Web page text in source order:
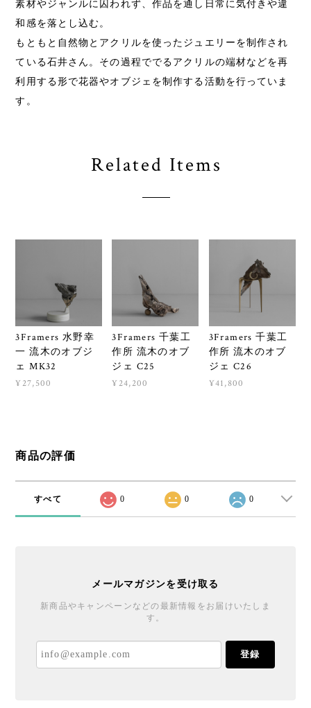
素材やジャンルに囚われず、作品を通し日常に気付きや違
和感を落とし込む。
もともと自然物とアクリルを使ったジュエリーを制作され
ている石井さん。その過程ででるアクリルの端材などを再
利用する形で花器やオブジェを制作する活動を行っていま
す。
Related Items
3Framers 水野幸
一 流木のオブジ
ェ MK32
¥27,500
3Framers 千葉工
作所 流木のオブ
ジェ C25
¥24,200
3Framers 千葉工
作所 流木のオブ
ジェ C26
¥41,800
商品の評価
すべて 0 0 0
メールマガジンを受け取る
新商品やキャンペーンなどの最新情報をお届けいたしま
す。
登録